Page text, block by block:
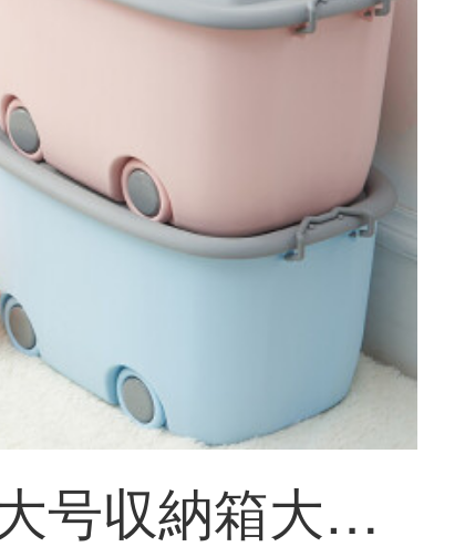
甘香屋特大号収納箱大容量スライド整理箱おもちゃ服プラスチック収納箱北欧粉中号【40*26*20】